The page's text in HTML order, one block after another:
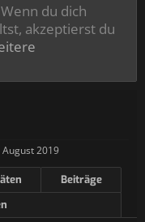
du dich
akzeptierst du
August 2019
Beiträge